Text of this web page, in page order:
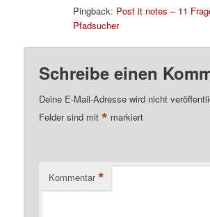
Pingback: Post it notes – 11
Pfadsucher
Schreibe einen
Deine E-Mail-Adresse wird nicht
Felder sind mit* markiert
Kommentar *